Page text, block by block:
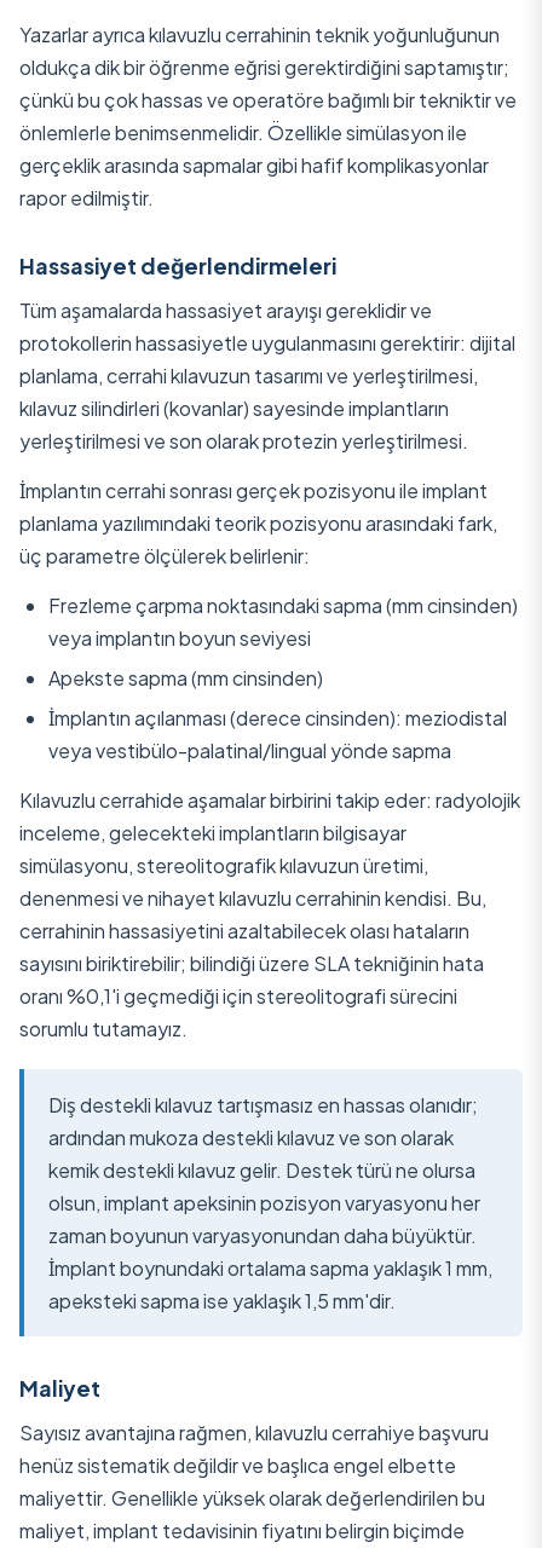
Yazarlar ayrıca kılavuzlu cerrahinin teknik yoğunluğunun
oldukça dik bir öğrenme eğrisi gerektirdiğini saptamıştır;
çünkü bu çok hassas ve operatöre bağımlı bir tekniktir ve
önlemlerle benimsenmelidir. Özellikle simülasyon ile
gerçeklik arasında sapmalar gibi hafif komplikasyonlar
rapor edilmiştir.
Hassasiyet değerlendirmeleri
Tüm aşamalarda hassasiyet arayışı gereklidir ve
protokollerin hassasiyetle uygulanmasını gerektirir: dijital
planlama, cerrahi kılavuzun tasarımı ve yerleştirilmesi,
kılavuz silindirleri (kovanlar) sayesinde implantların
yerleştirilmesi ve son olarak protezin yerleştirilmesi.
İmplantın cerrahi sonrası gerçek pozisyonu ile implant
planlama yazılımındaki teorik pozisyonu arasındaki fark,
üç parametre ölçülerek belirlenir:
Frezleme çarpma noktasındaki sapma (mm cinsinden)
veya implantın boyun seviyesi
Apekste sapma (mm cinsinden)
İmplantın açılanması (derece cinsinden): meziodistal
veya vestibülo-palatinal/lingual yönde sapma
Kılavuzlu cerrahide aşamalar birbirini takip eder: radyolojik
inceleme, gelecekteki implantların bilgisayar
simülasyonu, stereolitografik kılavuzun üretimi,
denenmesi ve nihayet kılavuzlu cerrahinin kendisi. Bu,
cerrahinin hassasiyetini azaltabilecek olası hataların
sayısını biriktirebilir; bilindiği üzere SLA tekniğinin hata
oranı %0,1'i geçmediği için stereolitografi sürecini
sorumlu tutamayız.
Diş destekli kılavuz tartışmasız en hassas olanıdır;
ardından mukoza destekli kılavuz ve son olarak
kemik destekli kılavuz gelir. Destek türü ne olursa
olsun, implant apeksinin pozisyon varyasyonu her
zaman boyunun varyasyonundan daha büyüktür.
İmplant boynundaki ortalama sapma yaklaşık 1 mm,
apeksteki sapma ise yaklaşık 1,5 mm'dir.
Maliyet
Sayısız avantajına rağmen, kılavuzlu cerrahiye başvuru
henüz sistematik değildir ve başlıca engel elbette
maliyettir. Genellikle yüksek olarak değerlendirilen bu
maliyet, implant tedavisinin fiyatını belirgin biçimde